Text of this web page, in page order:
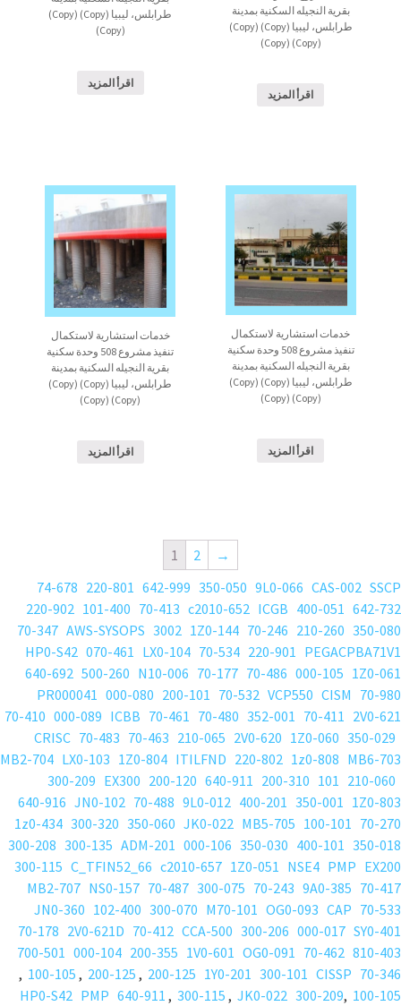
طرابلس، ليبيا (Copy) (Copy)
(Copy)
اقرأ المزيد
بقرية النجيله السكنية بمدينة
طرابلس، ليبيا (Copy) (Copy)
(Copy) (Copy)
اقرأ المزيد
خدمات استشارية لاستكمال
تنفيذ مشروع 508 وحدة سكنية
بقرية النجيله السكنية بمدينة
طرابلس، ليبيا (Copy) (Copy)
(Copy) (Copy)
اقرأ المزيد
خدمات استشارية لاستكمال
تنفيذ مشروع 508 وحدة سكنية
بقرية النجيله السكنية بمدينة
طرابلس، ليبيا (Copy) (Copy)
(Copy) (Copy)
اقرأ المزيد
1 2
→
SSCP
CAS-002
9L0-066
350-050
642-999
220-801
74-678
642-732
400-051
ICGB
c2010-652
70-413
101-400
220-902
350-080
210-260
70-246
1Z0-144
3002
AWS-SYSOPS
70-347
PEGACPBA71V1
220-901
70-534
LX0-104
070-461
HP0-S42
1Z0-061
000-105
70-486
70-177
N10-006
500-260
640-692
70-980
CISM
VCP550
70-532
200-101
000-080
PR000041
2V0-621
70-411
352-001
70-480
70-461
ICBB
000-089
70-410
350-029
1Z0-060
2V0-620
210-065
70-463
70-483
CRISC
MB6-703
1z0-808
220-802
ITILFND
1Z0-804
LX0-103
MB2-704
210-060
101
200-310
640-911
200-120
EX300
300-209
1Z0-803
350-001
400-201
9L0-012
70-488
JN0-102
640-916
70-270
100-101
MB5-705
JK0-022
350-060
300-320
1z0-434
350-018
400-101
350-030
000-106
ADM-201
300-135
300-208
EX200
PMP
NSE4
1Z0-051
c2010-657
C_TFIN52_66
300-115
70-417
9A0-385
70-243
300-075
70-487
NS0-157
MB2-707
70-533
CAP
OG0-093
M70-101
300-070
102-400
JN0-360
SY0-401
000-017
300-206
CCA-500
70-412
2V0-621D
70-178
810-403
70-462
OG0-091
1V0-601
200-355
000-104
700-501
70-346
CISSP
300-101
1Y0-201
200-125
,
200-125
,
100-105
,
100-105
,
300-209
JK0-022
,
300-115
,
640-911
PMP
HP0-S42